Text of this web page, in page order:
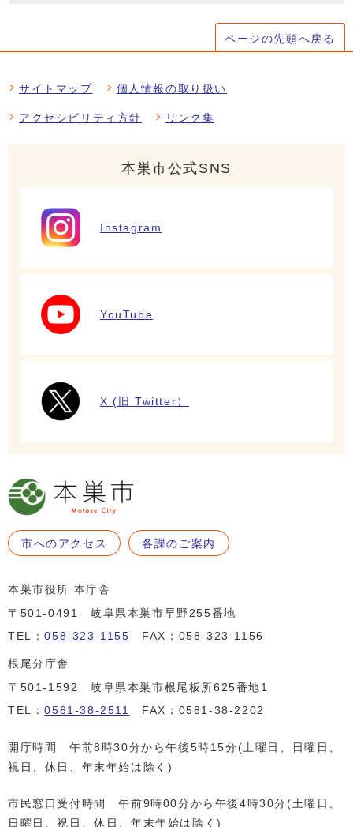
ページの先頭へ戻る
サイトマップ 個人情報の取り扱い
アクセシビリティ方針 リンク集
本巣市公式SNS
Instagram
YouTube
X (旧 Twitter）
市へのアクセス 各課のご案内
本巣市役所 本庁舎
〒501-0491 岐阜県本巣市早野255番地
TEL：058-323-1155 FAX：058-323-1156
根尾分庁舎
〒501-1592 岐阜県本巣市根尾板所625番地1
TEL：0581-38-2511 FAX：0581-38-2202
開庁時間 午前8時30分から午後5時15分(土曜日、日曜日、
祝日、休日、年末年始は除く)
市民窓口受付時間 午前9時00分から午後4時30分(土曜日、
日曜日、祝日、休日、年末年始は除く)